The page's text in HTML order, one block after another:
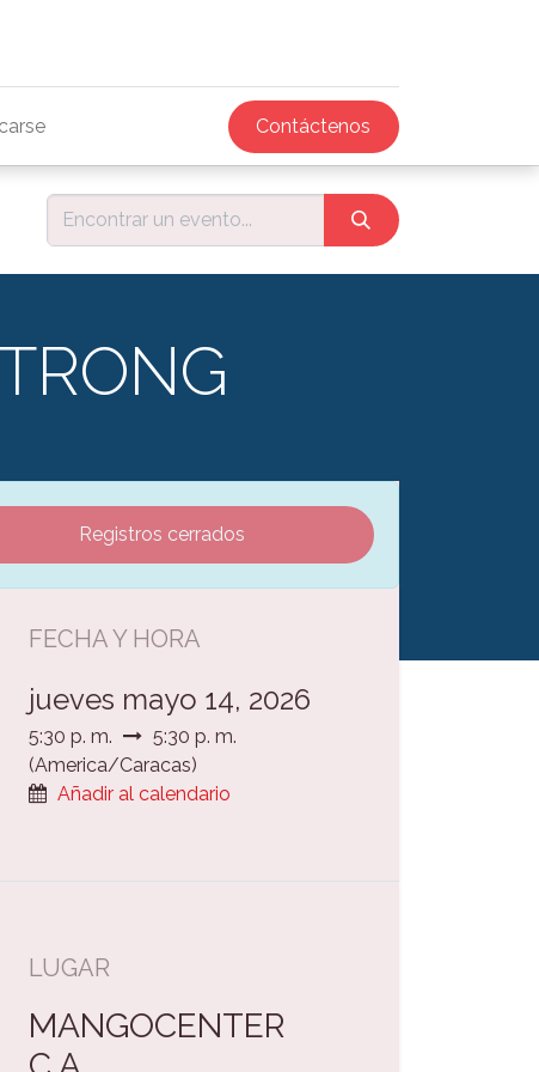
Contáctenos
Registros cerrados
FECHA Y HORA
jueves mayo 14, 2026
5:30 p. m.
5:30 p. m.
(America/Caracas)
Añadir al calendario
LUGAR
MANGOCENTER